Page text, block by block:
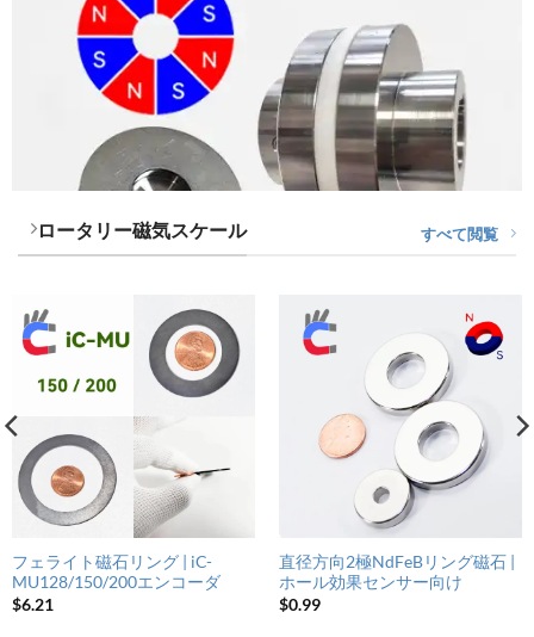
ロータリー磁気スケール すべて閲覧
フェライト磁石リング | iC-
MU128/150/200エンコーダ
$6.21
直径方向2極NdFeBリング磁石 |
ホール効果センサー向け
$0.99